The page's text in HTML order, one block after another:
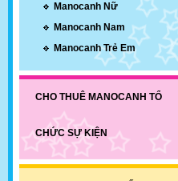
Manocanh Nữ
Manocanh Nam
Manocanh Trẻ Em
CHO THUÊ MANOCANH TỔ
CHỨC SỰ KIỆN